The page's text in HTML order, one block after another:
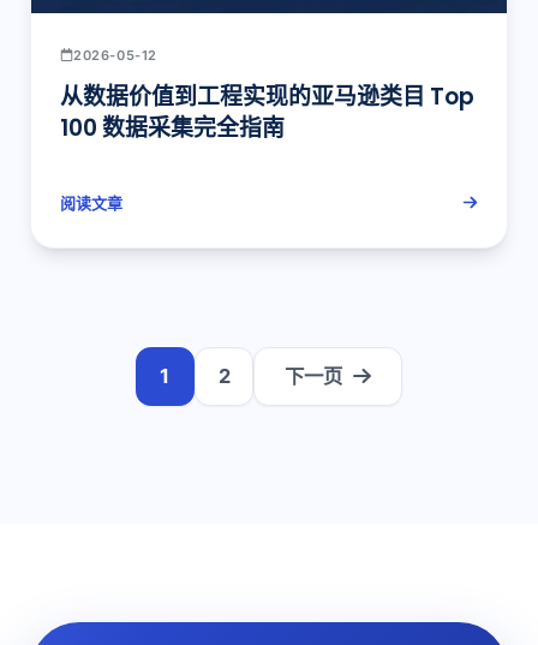
2026-05-12
从数据价值到工程实现的亚马逊类目 Top
100 数据采集完全指南
阅读文章
1 2 下一页